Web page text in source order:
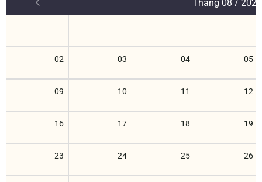
Tháng 08 / 2026
02 03 04 05
09 10 11 12
16 17 18 19
23 24 25 26